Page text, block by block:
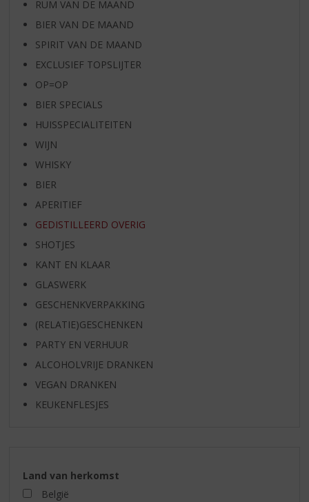
RUM VAN DE MAAND
BIER VAN DE MAAND
SPIRIT VAN DE MAAND
EXCLUSIEF TOPSLIJTER
OP=OP
BIER SPECIALS
HUISSPECIALITEITEN
WIJN
WHISKY
BIER
APERITIEF
GEDISTILLEERD OVERIG
SHOTJES
KANT EN KLAAR
GLASWERK
GESCHENKVERPAKKING
(RELATIE)GESCHENKEN
PARTY EN VERHUUR
ALCOHOLVRIJE DRANKEN
VEGAN DRANKEN
KEUKENFLESJES
Land van herkomst
België